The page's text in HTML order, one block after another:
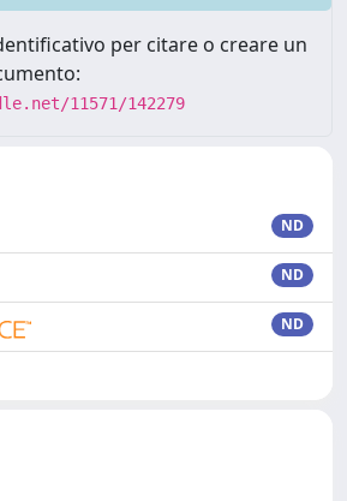
per citare o creare un
11571/142279
ND
ND
ND